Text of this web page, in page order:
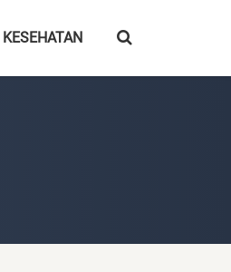
KESEHATAN